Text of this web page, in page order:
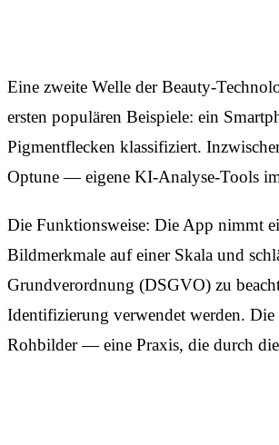
Eine zweite Welle der Beauty-
ersten populären Beispiele: ein
Pigmentflecken klassifiziert.
Optune — eigene KI-Analyse-Tools
Die Funktionsweise: Die App nimmt
Bildmerkmale auf einer Skala und
Grundverordnung (DSGVO) zu
Identifizierung verwendet werden. Die
Rohbilder — eine Praxis, die durch